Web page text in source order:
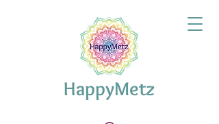
HappyMetz